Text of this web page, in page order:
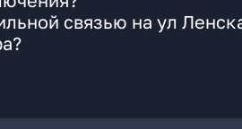
связью на ул